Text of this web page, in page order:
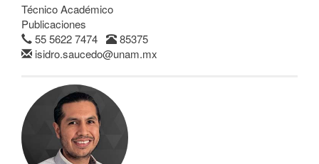
Técnico Académico
Publicaciones
55 5622 7474
85375
isidro.saucedo@unam.mx